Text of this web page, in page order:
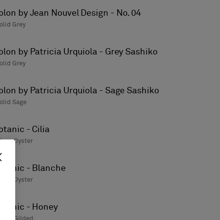
by Jean Nouvel Design - No. 04
Grey
by Patricia Urquiola - Grey Sashiko
Grey
by Patricia Urquiola - Sage Sashiko
Sage
- Cilia
Oyster
- Blanche
Oyster
- Honey
Gilded